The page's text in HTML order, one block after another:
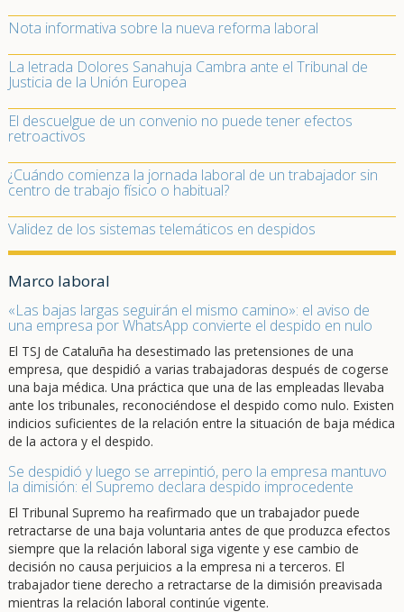
Nota informativa sobre la nueva reforma laboral
La letrada Dolores Sanahuja Cambra ante el Tribunal de
Justicia de la Unión Europea
El descuelgue de un convenio no puede tener efectos
retroactivos
¿Cuándo comienza la jornada laboral de un trabajador sin
centro de trabajo físico o habitual?
Validez de los sistemas telemáticos en despidos
Marco laboral
«Las bajas largas seguirán el mismo camino»: el aviso de
una empresa por WhatsApp convierte el despido en nulo
El TSJ de Cataluña ha desestimado las pretensiones de una
empresa, que despidió a varias trabajadoras después de cogerse
una baja médica. Una práctica que una de las empleadas llevaba
ante los tribunales, reconociéndose el despido como nulo. Existen
indicios suficientes de la relación entre la situación de baja médica
de la actora y el despido.
Se despidió y luego se arrepintió, pero la empresa mantuvo
la dimisión: el Supremo declara despido improcedente
El Tribunal Supremo ha reafirmado que un trabajador puede
retractarse de una baja voluntaria antes de que produzca efectos
siempre que la relación laboral siga vigente y ese cambio de
decisión no causa perjuicios a la empresa ni a terceros. El
trabajador tiene derecho a retractarse de la dimisión preavisada
mientras la relación laboral continúe vigente.